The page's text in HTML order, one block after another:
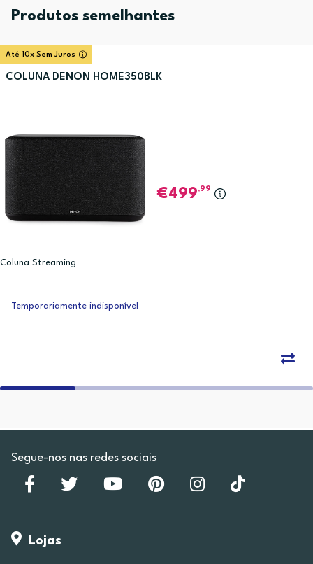
Produtos semelhantes
Até 10x Sem Juros
COLUNA DENON HOME350BLK
Coluna Streaming
499,99
Temporariamente indisponível
Segue-nos nas redes sociais
Lojas